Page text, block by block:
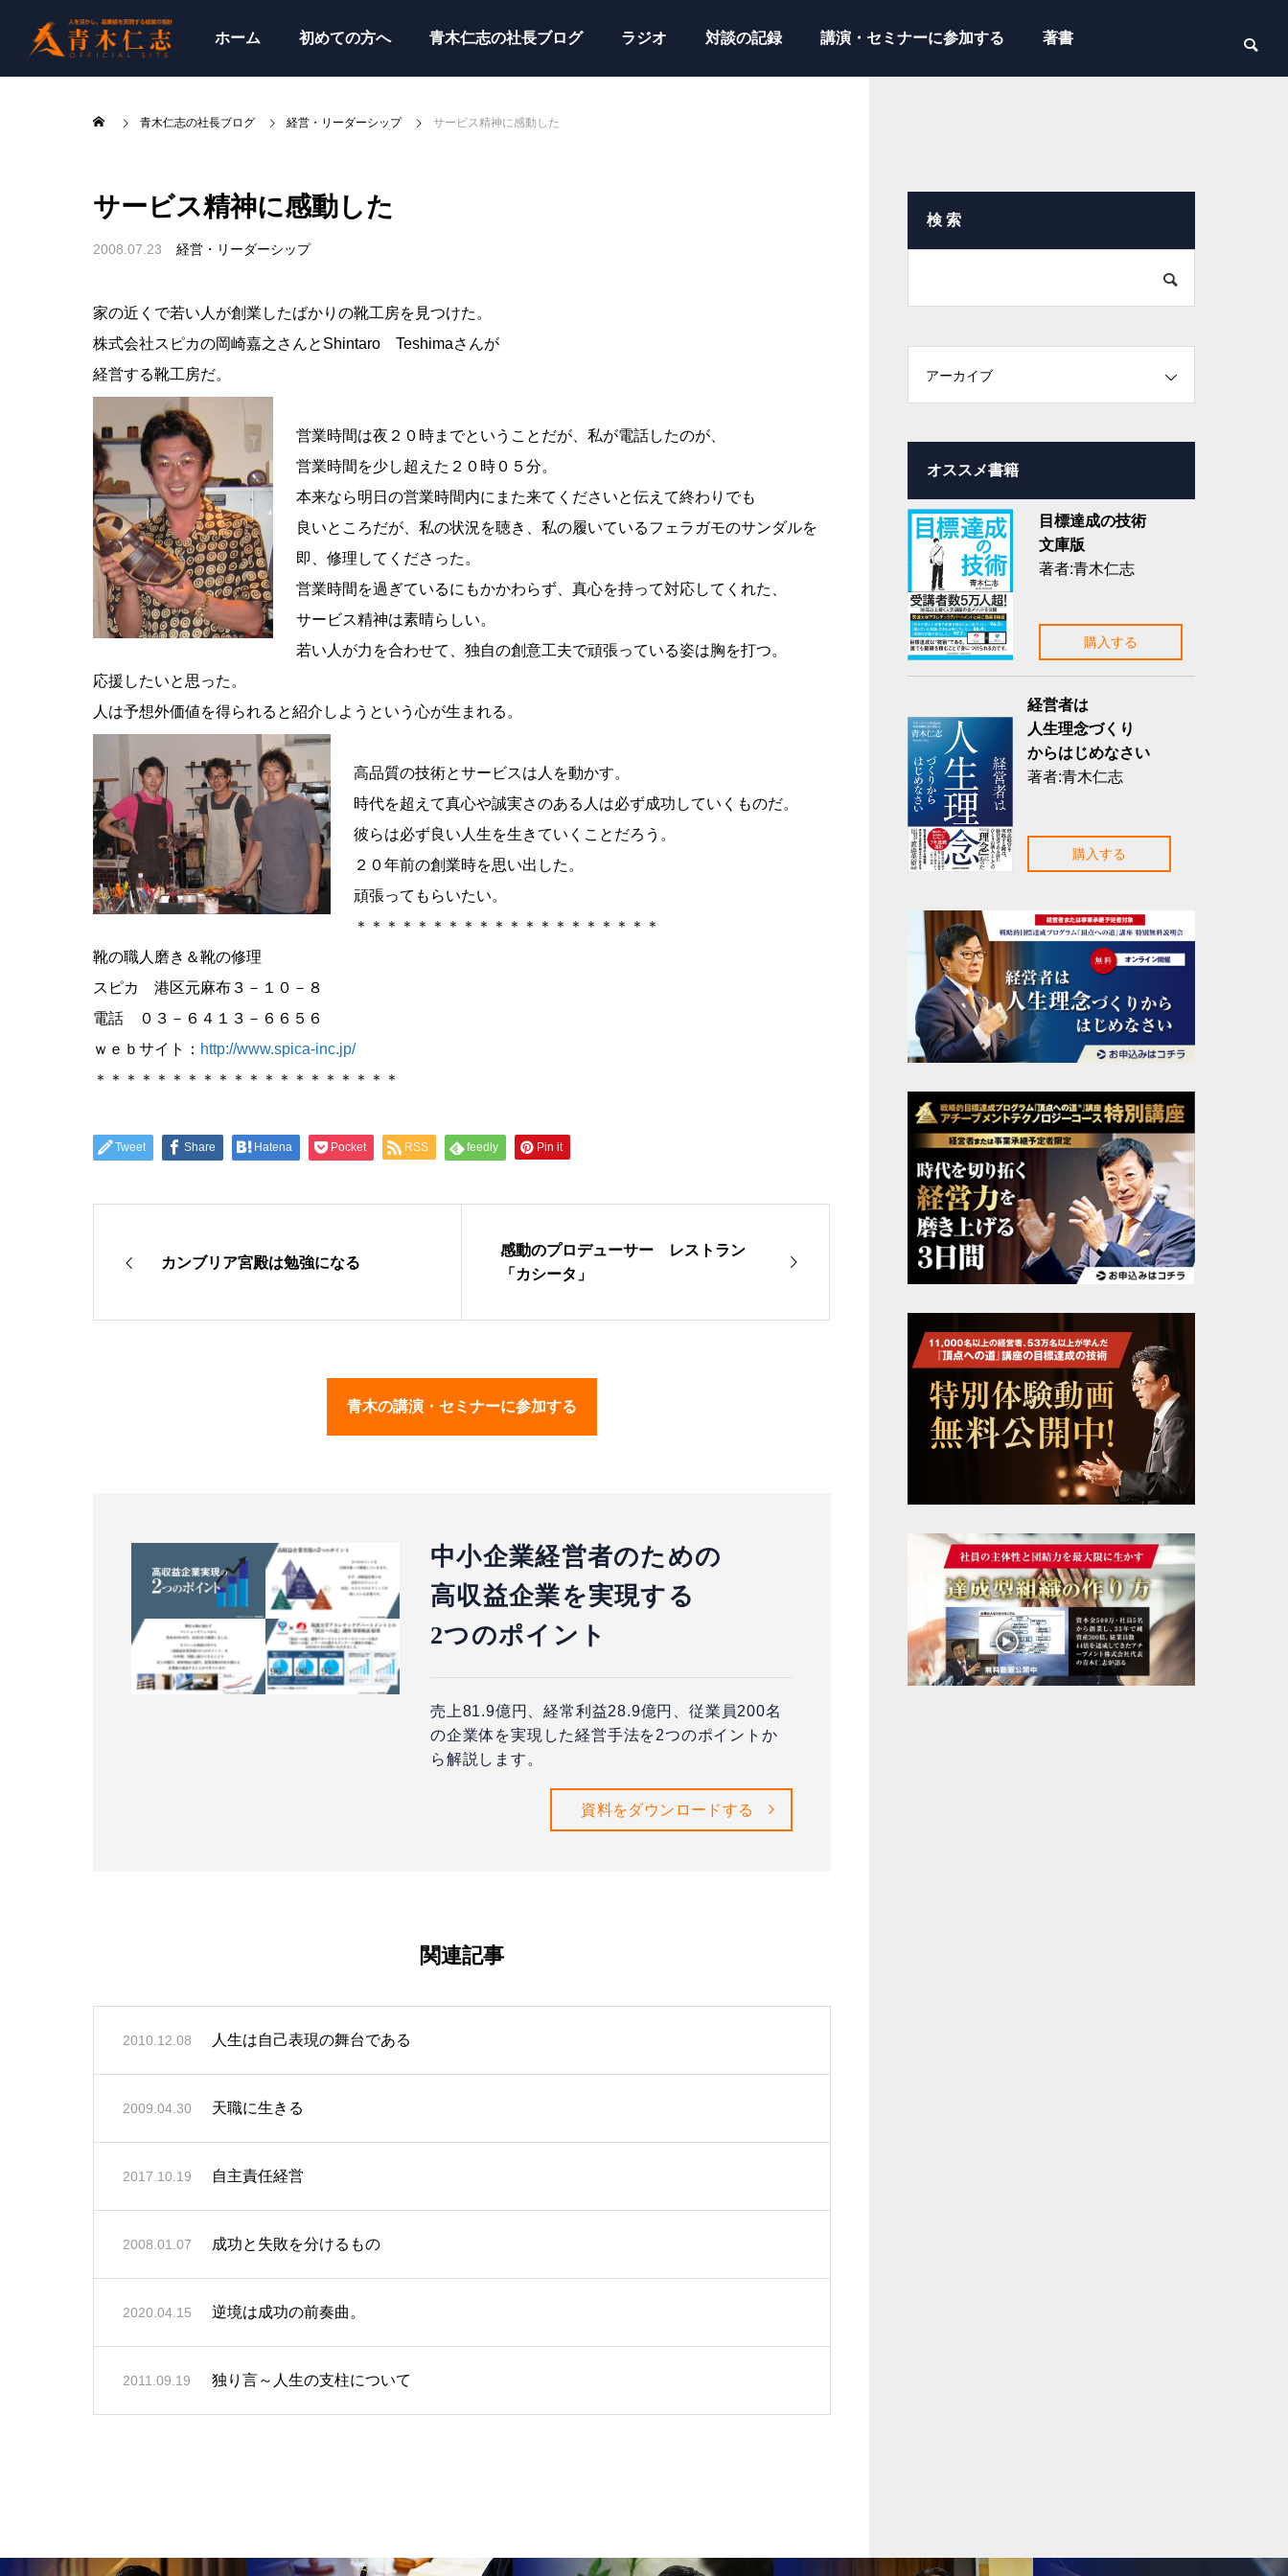
ホーム 初めての方へ 青木仁志の社長ブログ ラジオ 対談の記録 講演・セミナーに参加する 著書
青木仁志の社長ブログ 経営・リーダーシップ サービス精神に感動した
サービス精神に感動した
2008.07.23 経営・リーダーシップ
家の近くで若い人が創業したばかりの靴工房を見つけた。
株式会社スピカの岡崎嘉之さんとShintaro Teshimaさんが
経営する靴工房だ。
営業時間は夜２０時までということだが、私が電話したのが、
営業時間を少し超えた２０時０５分。
本来なら明日の営業時間内にまた来てくださいと伝えて終わりでも
良いところだが、私の状況を聴き、私の履いているフェラガモのサンダルを
即、修理してくださった。
営業時間を過ぎているにもかかわらず、真心を持って対応してくれた、
サービス精神は素晴らしい。
若い人が力を合わせて、独自の創意工夫で頑張っている姿は胸を打つ。
応援したいと思った。
人は予想外価値を得られると紹介しようという心が生まれる。
高品質の技術とサービスは人を動かす。
時代を超えて真心や誠実さのある人は必ず成功していくものだ。
彼らは必ず良い人生を生きていくことだろう。
２０年前の創業時を思い出した。
頑張ってもらいたい。
＊＊＊＊＊＊＊＊＊＊＊＊＊＊＊＊＊＊＊＊
靴の職人磨き＆靴の修理
スピカ 港区元麻布３－１０－８
電話 ０３－６４１３－６６５６
ｗｅｂサイト： http://www.spica-inc.jp/
＊＊＊＊＊＊＊＊＊＊＊＊＊＊＊＊＊＊＊＊
Tweet Share Hatena Pocket RSS feedly Pin it
カンブリア宮殿は勉強になる
感動のプロデューサー レストラン
「カシータ」
青木の講演・セミナーに参加する
中小企業経営者のための
高収益企業を実現する
2つのポイント
売上81.9億円、経常利益28.9億円、従業員200名
の企業体を実現した経営手法を2つのポイントか
ら解説します。
資料をダウンロードする
関連記事
2010.12.08 人生は自己表現の舞台である
2009.04.30 天職に生きる
2017.10.19 自主責任経営
2008.01.07 成功と失敗を分けるもの
2020.04.15 逆境は成功の前奏曲。
2011.09.19 独り言～人生の支柱について
検 索
アーカイブ
オススメ書籍
目標達成の技術
文庫版
著者:青木仁志
購入する
経営者は
人生理念づくり
からはじめなさい
著者:青木仁志
購入する